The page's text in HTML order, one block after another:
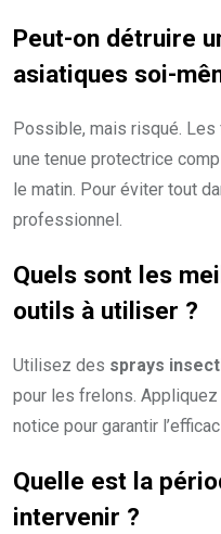
Peut-on détruire
asiatiques soi-
Possible, mais risqué.
une tenue protectrice
le matin. Pour éviter tout
professionnel.
Quels sont les
outils à utiliser ?
Utilisez des sprays
pour les frelons.
notice pour garantir
Quelle est la
intervenir ?